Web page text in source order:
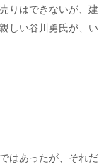
りはできないが、建
しい谷川勇氏が、い
はあったが、それだ